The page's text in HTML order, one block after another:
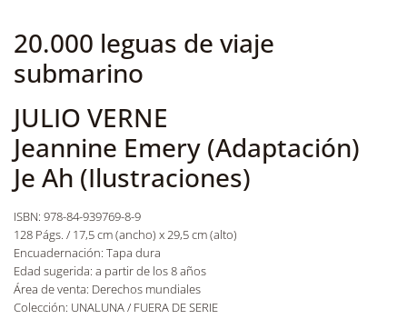
20.000 leguas de viaje
submarino
JULIO VERNE
Jeannine Emery (Adaptación)
Je Ah (Ilustraciones)
ISBN: 978-84-939769-8-9
128 Págs. / 17,5 cm (ancho) x 29,5 cm (alto)
Encuadernación: Tapa dura
Edad sugerida: a partir de los 8 años
Área de venta: Derechos mundiales
Colección: UNALUNA / FUERA DE SERIE